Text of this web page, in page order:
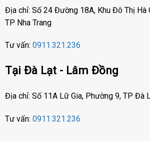
Địa chỉ: Số 24 Đường 18A, Khu Đô Thị Hà
TP Nha Trang
Tư vấn: 0911.321.236
Tại Đà Lạt - Lâm Đồng
Địa chỉ: Số 11A Lữ Gia, Phường 9, TP Đà
Tư vấn: 0911.321.236